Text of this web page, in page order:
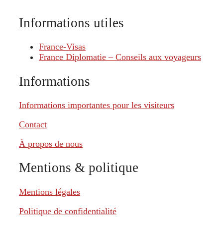
Informations utiles
France-Visas
France Diplomatie – Conseils aux voyageurs
Informations
Informations importantes pour les visiteurs
Contact
À propos de nous
Mentions & politique
Mentions légales
Politique de confidentialité